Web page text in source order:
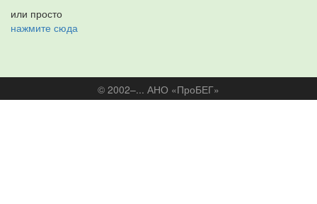
или просто
нажмите сюда
© 2002–... АНО «ПроБЕГ»